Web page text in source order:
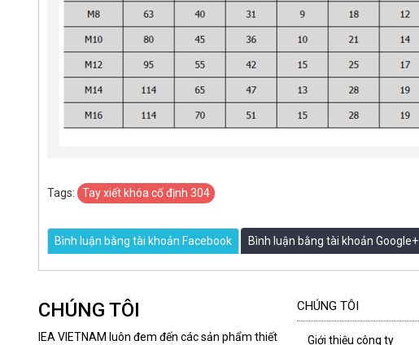
Tags: Tay xiết khóa cố định 304
Bình luận bằng tài khoản Facebook Bình luận bằng tài khoản Google+
CHÚNG TÔI
IEA VIETNAM luôn đem đến các sản phẩm thiết
CHÚNG TÔI
Giới thiệu công ty